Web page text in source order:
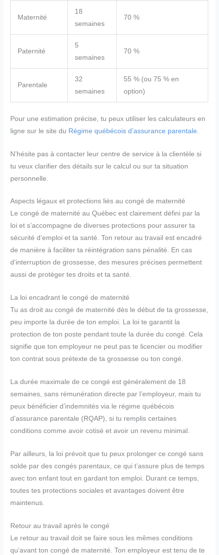
Maternité
18
semaines
70 %
Paternité
5
semaines
70 %
Parentale
32
semaines
55 % (ou 75 % en
option)
Pour une estimation précise, tu peux utiliser les calculateurs en
ligne sur le site du Régime québécois d’assurance parentale
N’hésite pas à contacter leur centre de service à la clientèle si
tu veux clarifier des détails sur le calcul ou sur ta situation
personnelle.
Aspects légaux et protections liés au congé de maternité
Le congé de maternité au Québec est clairement défini par la
loi et s’accompagne de diverses protections pour assurer ta
sécurité d’emploi et ta santé. Ton retour au travail est encadré
de manière à faciliter ta réintégration sans pénalité. En cas
d’interruption de grossesse, des mesures précises permettent
aussi de protéger tes droits et ta santé.
La loi encadrant le congé de maternité
Tu as droit au congé de maternité dès le début de ta grossesse,
peu importe la durée de ton emploi. La loi te garantit la
protection de ton poste pendant toute la durée du congé. Cela
signifie que ton employeur ne peut pas te licencier ou modifier
ton contrat sous prétexte de ta grossesse ou ton congé.
La durée maximale de ce congé est généralement de 18
semaines, sans rémunération directe par l’employeur, mais tu
peux bénéficier d’indemnités via le régime québécois
d’assurance parentale (RQAP), si tu remplis certaines
conditions comme avoir cotisé et avoir un revenu minimal.
Par ailleurs, la loi prévoit que tu peux prolonger ce congé sans
solde par des congés parentaux, ce qui t’assure plus de temps
avec ton enfant tout en gardant ton emploi. Durant ce temps,
toutes tes protections sociales et avantages doivent être
maintenus.
Retour au travail après le congé
Le retour au travail doit se faire sous les mêmes conditions
qu’avant ton congé de maternité. Ton employeur est tenu de te